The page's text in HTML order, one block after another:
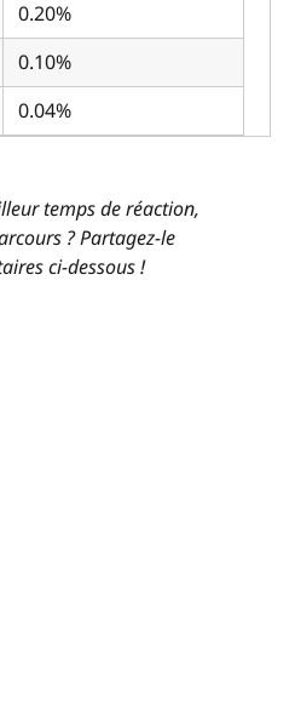
0.20%
0.10%
0.04%
temps de réaction,
? Partagez-le
ci-dessous !